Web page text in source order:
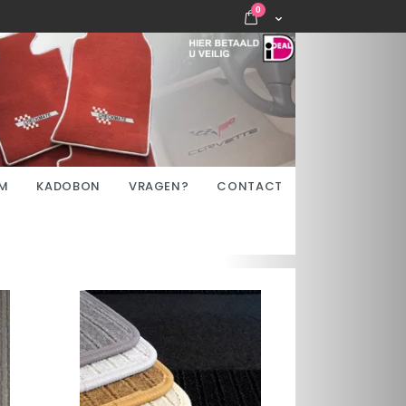
Cart
0 items
KADOBON VRAGEN? CONTACT